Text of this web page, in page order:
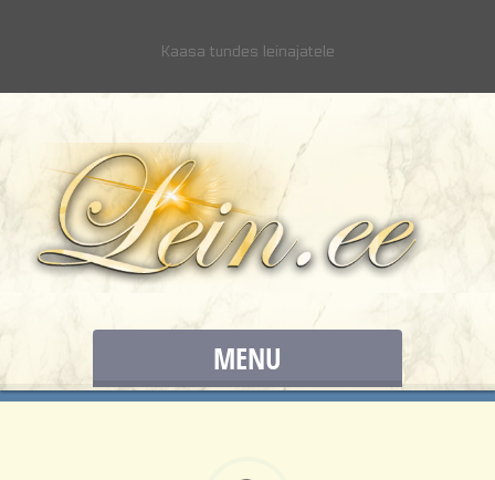
Kaasa tundes leinajatele
MENU